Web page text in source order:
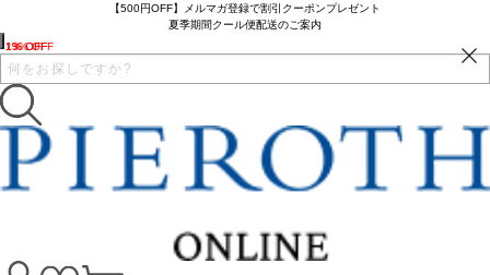
【500円OFF】メルマガ登録で割引クーポンプレゼント
夏季期間クール便配送のご案内
1% OFF
1% OFF
13% OFF